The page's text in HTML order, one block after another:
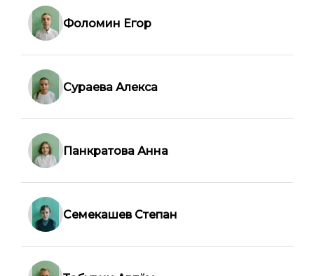
Фоломин Егор
Сураева Алекса
Панкратова Анна
Семекашев Степан